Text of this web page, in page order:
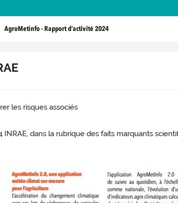
AgroMetinfo - Rapport d'activité 2024
les risques associés
dans la rubrique des faits marquants